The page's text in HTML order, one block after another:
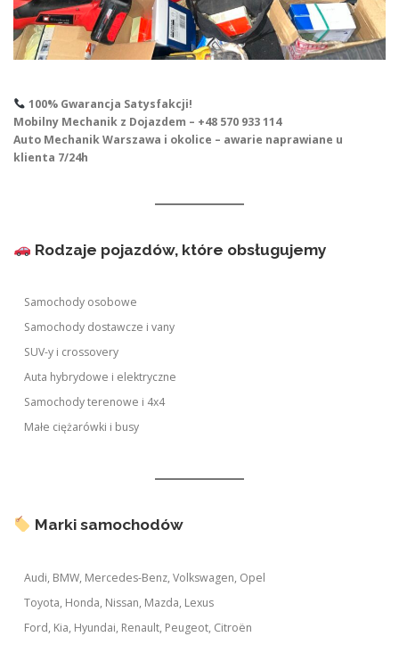
100% Gwarancja Satysfakcji!
Mobilny Mechanik z Dojazdem – +48 570 933 114
Auto Mechanik Warszawa i okolice – awarie naprawiane u
klienta 7/24h
Rodzaje pojazdów, które obsługujemy
Samochody osobowe
Samochody dostawcze i vany
SUV-y i crossovery
Auta hybrydowe i elektryczne
Samochody terenowe i 4x4
Małe ciężarówki i busy
Marki samochodów
Audi, BMW, Mercedes-Benz, Volkswagen, Opel
Toyota, Honda, Nissan, Mazda, Lexus
Ford, Kia, Hyundai, Renault, Peugeot, Citroën